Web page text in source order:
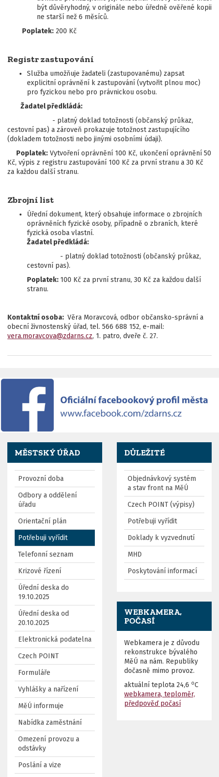
být důvěryhodný, v originále nebo úředně ověřené kopii
ne starší než 6 měsíců.
Poplatek: 200 Kč
Registr zastupování
Služba umožňuje žadateli (zastupovanému) zapsat
explicitní oprávnění k zastupování (vytvořit plnou moc)
pro fyzickou nebo pro právnickou osobu.
Žadatel předkládá:
- platný doklad totožnosti (občanský průkaz,
cestovní pas) a zároveň prokazuje totožnost zastupujícího
(dokladem totožnosti nebo jinými osobními údaji).
Poplatek: Vytvoření oprávnění 100 Kč, ukončení oprávnění 50
Kč, výpis z registru zastupování 100 Kč za první stranu a 30 Kč
za každou další stranu.
Zbrojní list
Úřední dokument, který obsahuje informace o zbrojních
oprávněních fyzické osoby, případně o zbraních, které
fyzická osoba vlastní.
Žadatel předkládá:
- platný doklad totožnosti (občanský průkaz,
cestovní pas).
Poplatek: 100 Kč za první stranu, 30 Kč za každou další
stranu.
Kontaktní osoba: Věra Moravcová, odbor občansko-správní a
obecní živnostenský úřad, tel. 566 688 152, e-mail:
vera.moravcova@zdarns.cz, 1. patro, dveře č. 27.
MĚSTSKÝ ÚŘAD
Provozní doba
Odbory a oddělení
úřadu
Orientační plán
Potřebuji vyřídit
Telefonní seznam
Krizové řízení
Úřední deska do
19.10.2025
Úřední deska od
20.10.2025
Elektronická podatelna
Czech POINT
Formuláře
Vyhlášky a nařízení
MěÚ informuje
Nabídka zaměstnání
Omezení provozu a
odstávky
Poslání a vize
DŮLEŽITÉ
Objednávkový systém
a stav front na MěÚ
Czech POINT (výpisy)
Potřebuji vyřídit
Doklady k vyzvednutí
MHD
Poskytování informací
WEBKAMERA,
POČASÍ
Webkamera je z důvodu
rekonstrukce bývalého
MěÚ na nám. Republiky
dočasně mimo provoz.
aktuální teplota 24,6 oC
webkamera, teploměr,
předpověď počasí